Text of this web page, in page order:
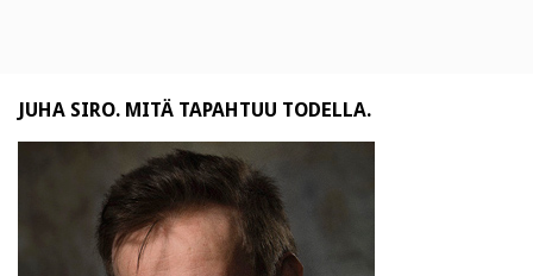
JUHA SIRO. MITÄ TAPAHTUU TODELLA.